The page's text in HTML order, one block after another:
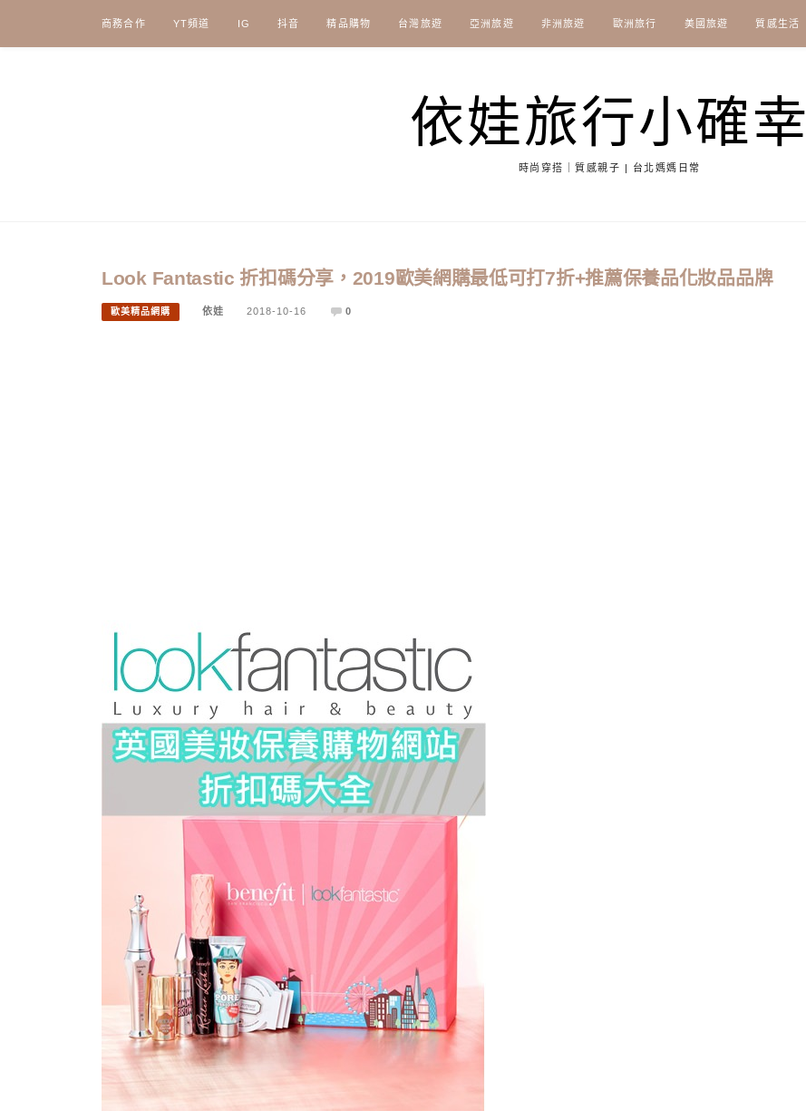
content
商務合作 YT頻道 IG 抖音 精品購物 台灣旅遊 亞洲旅遊 非洲旅遊 歐洲旅行 美國旅遊 質感生活
依娃旅行小確幸
時尚穿搭｜質感親子 | 台北媽媽日常
Look Fantastic 折扣碼分享，2019歐美網購最低可打7折+推薦保養品化妝品品牌
歐美精品網購 依娃 2018-10-16 0